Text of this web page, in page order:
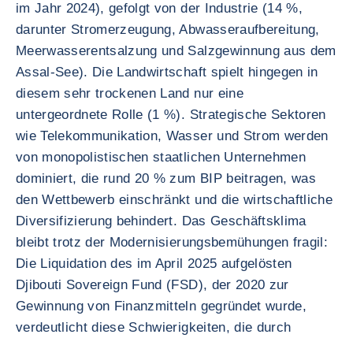
im Jahr 2024), gefolgt von der Industrie (14 %,
darunter Stromerzeugung, Abwasseraufbereitung,
Meerwasserentsalzung und Salzgewinnung aus dem
Assal-See). Die Landwirtschaft spielt hingegen in
diesem sehr trockenen Land nur eine
untergeordnete Rolle (1 %). Strategische Sektoren
wie Telekommunikation, Wasser und Strom werden
von monopolistischen staatlichen Unternehmen
dominiert, die rund 20 % zum BIP beitragen, was
den Wettbewerb einschränkt und die wirtschaftliche
Diversifizierung behindert. Das Geschäftsklima
bleibt trotz der Modernisierungsbemühungen fragil:
Die Liquidation des im April 2025 aufgelösten
Djibouti Sovereign Fund (FSD), der 2020 zur
Gewinnung von Finanzmitteln gegründet wurde,
verdeutlicht diese Schwierigkeiten, die durch